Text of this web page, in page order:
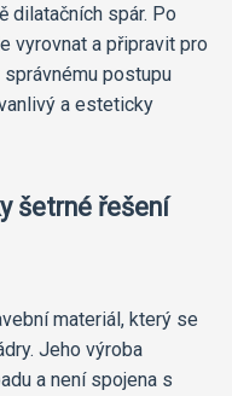
dilatačních spár. Po
vyrovnat a připravit pro
správnému postupu
a esteticky
šetrné řešení
materiál, který se
Jeho výroba
a není spojena s